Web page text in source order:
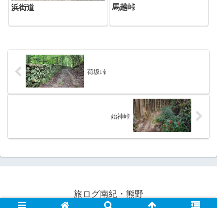
浜街道 馬越峠
荷坂峠
始神峠
旅ログ南紀・熊野